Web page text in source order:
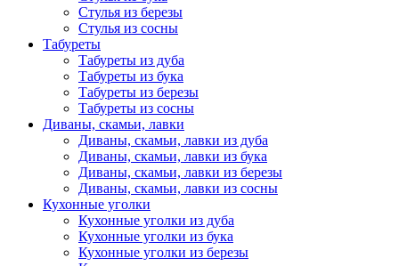
Стулья из березы
Стулья из сосны
Табуреты
Табуреты из дуба
Табуреты из бука
Табуреты из березы
Табуреты из сосны
Диваны, скамьи, лавки
Диваны, скамьи, лавки из дуба
Диваны, скамьи, лавки из бука
Диваны, скамьи, лавки из березы
Диваны, скамьи, лавки из сосны
Кухонные уголки
Кухонные уголки из дуба
Кухонные уголки из бука
Кухонные уголки из березы